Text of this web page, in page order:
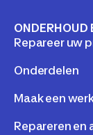
ONDERHOUD
Repareer uw
Onderdelen
Maak een
Repareren en